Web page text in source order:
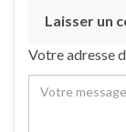
Laisser un
Votre adresse